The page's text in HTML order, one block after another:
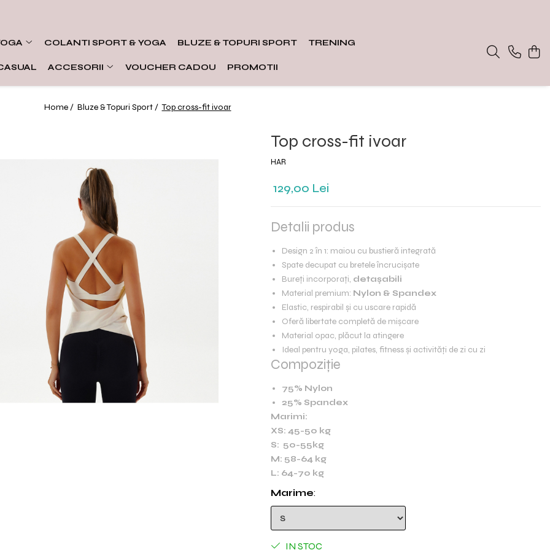
COLANTI SPORT & YOGA BLUZE & TOPURI SPORT TRENING
ACCESORII VOUCHER CADOU PROMOTII
Home / Bluze & Topuri Sport / Top cross-fit ivoar
Top cross-fit ivoar
HAR
129,00 Lei
Detalii produs
Design 2 în 1: maiou cu bustieră integrată
Spate decupat cu bretele încrucișate
Bureți incorporați, detașabili
Material premium: Nylon & Spandex
Elastic, respirabil și cu uscare rapidă
Oferă libertate completă de mișcare
Material opac, plăcut la atingere
Ideal pentru yoga, pilates, fitness și activități de zi cu zi
Compoziție
75% Nylon
25% Spandex
Marimi:
XS: 45-50 kg
S: 50-55kg
M: 58-64 kg
L: 64-70 kg
Marime:
IN STOC